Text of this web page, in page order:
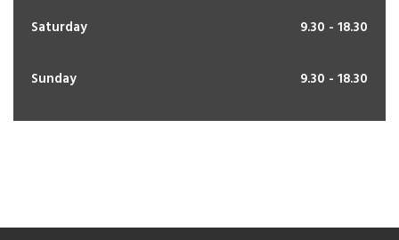
Saturday 9.30 - 18.30
Sunday 9.30 - 18.30